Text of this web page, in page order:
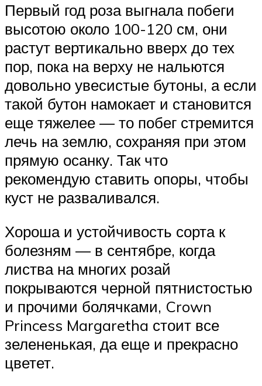
Первый год роза выгнала побеги
высотою около 100-120 см, они
растут вертикально вверх до тех
пор, пока на верху не нальются
довольно увесистые бутоны, а если
такой бутон намокает и становится
еще тяжелее — то побег стремится
лечь на землю, сохраняя при этом
прямую осанку. Так что
рекомендую ставить опоры, чтобы
куст не разваливался.
Хороша и устойчивость сорта к
болезням — в сентябре, когда
листва на многих розай
покрываются черной пятнистостью
и прочими болячками, Crown
Princess Margaretha стоит все
зелененькая, да еще и прекрасно
цветет.